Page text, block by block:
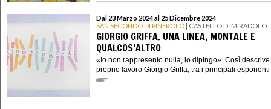
Dal 23 Marzo 2024 al 25 Dicembre 2024
SAN SECONDO DI PINEROLO | CASTELLO DI MIRADOLO
GIORGIO GRIFFA. UNA LINEA, MONTALE E
QUALCOS’ALTRO
«Io non rappresento nulla, io dipingo». Così
proprio lavoro Giorgio Griffa, tra i principali